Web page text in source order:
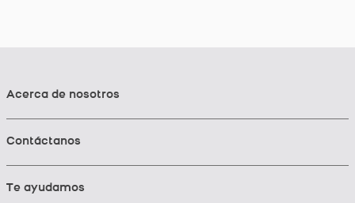
Acerca de nosotros
Contáctanos
Te ayudamos